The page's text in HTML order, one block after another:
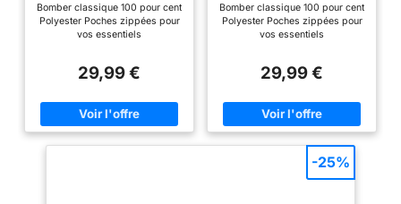
Bomber classique 100 pour cent
Polyester Poches zippées pour
vos essentiels
29,99 €
Bomber classique 100 pour cent
Polyester Poches zippées pour
vos essentiels
29,99 €
-25%